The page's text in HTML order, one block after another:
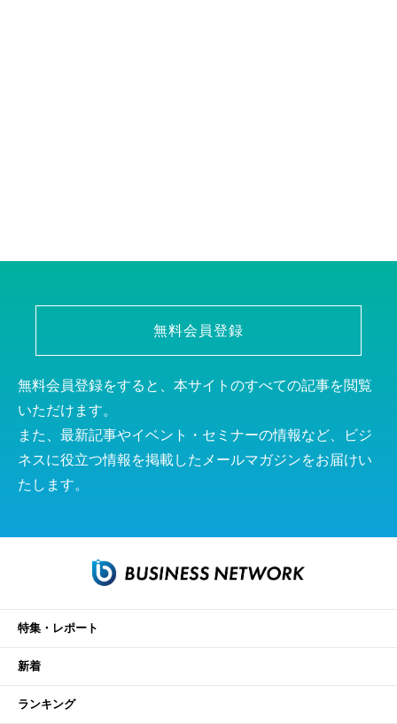
無料会員登録
無料会員登録をすると、本サイトのすべての記事を閲覧
いただけます。
また、最新記事やイベント・セミナーの情報など、ビジ
ネスに役立つ情報を掲載したメールマガジンをお届けい
たします。
特集・レポート
新着
ランキング